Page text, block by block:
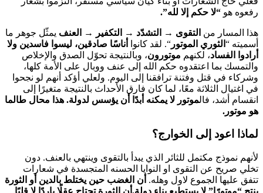
رفعوه هو “لا حكم إلا لله”.
هذا المسار من التقوى → التشدّد → التكفير → العنف يمثّل جوهر ما
أسميته “ الثوري الموتور “. لقد كانوا
أناسًا صادقين، ليسوا فاسدين ولا
أرادوا الفساد، لكنهم موتورون، وبالنتيجة تحوّل الصدق والإخلاص
والتمسك بما اعتقدوه حكم الله إلى عنف ووبال على الأمة كلها،
وشركاء في قتل وفتنة ترافقنا إلى اليوم. ولعلي أؤكد أنهم لو نجحوا
في اغتيال الثلاثة معًا، لما كان فارق الأحداث بالنتيجة متغيرًا إلى
انقسام أشد، فالموتور لا يمكنه أبدًا أن يؤسس لدولة. هذا محال طالما
هو موتور.
لماذا اعود إلى الخوارج؟
لأنهم نموذج مكتمل للثائر الذي يبدأ بالتقوى وينتهي بالعنف. دون
تخلي صريح عن التقوى او النوايا الحسنه المتجسدة في شعارات
تتفق عليها الجموع لاول وهله. أن الغضب حين يختلط بالدين أو الثورة
ينتج “موتورًا” لا يستطيع بناء دولة.أن الثورة تحتاج عقلًا باردًا لا قلبًا